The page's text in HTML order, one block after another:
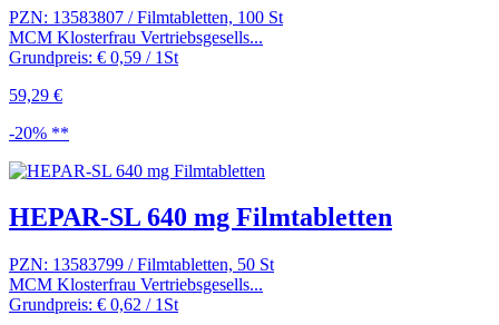
PZN: 13583807 / Filmtabletten, 100 St
MCM Klosterfrau Vertriebsgesells...
Grundpreis: € 0,59 / 1St
59,29 €
-20% **
HEPAR-SL 640 mg Filmtabletten
PZN: 13583799 / Filmtabletten, 50 St
MCM Klosterfrau Vertriebsgesells...
Grundpreis: € 0,62 / 1St